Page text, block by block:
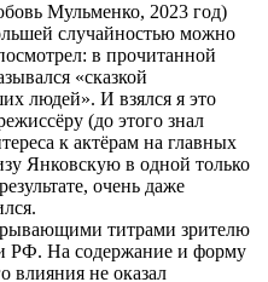
Мульменко, 2023 год)
случайностью можно
в прочитанной
«сказкой
людей». И взялся я это
(до этого знал
к актёрам на главных
Янковскую в одной только
очень даже
титрами зрителю
РФ. На содержание и форму
влияния не оказал